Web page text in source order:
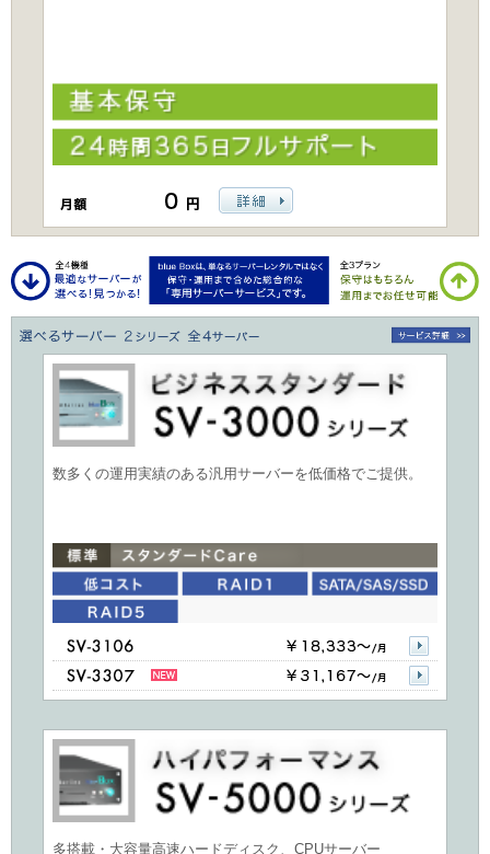
数多くの運用実績のある汎用サーバーを低価格でご提供。
多搭載・大容量高速ハードディスク、CPUサーバー